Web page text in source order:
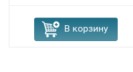
В корзину